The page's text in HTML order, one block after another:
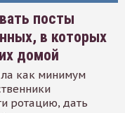
посты
в которых
домой
как минимум
ротацию, дать